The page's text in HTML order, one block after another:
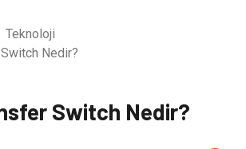
Teknoloji
Nedir?
Switch Nedir?